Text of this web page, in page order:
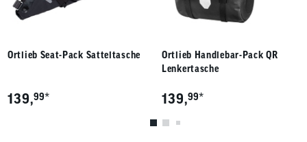
Ortlieb Seat-Pack Satteltasche
139,99*
Ortlieb Handlebar-Pack QR
Lenkertasche
139,99*